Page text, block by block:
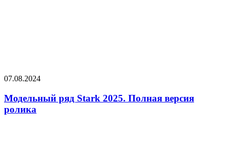
07.08.2024
Модельный ряд Stark 2025. Полная версия
ролика